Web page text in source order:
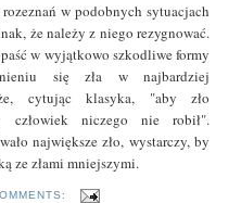
w podobnych sytuacjach
że należy z niego rezygnować.
w wyjątkowo szkodliwe formy
się zła w najbardziej
cytując klasyka, "aby zło
człowiek niczego nie robił".
największe zło, wystarczy, by
ze złami mniejszymi.